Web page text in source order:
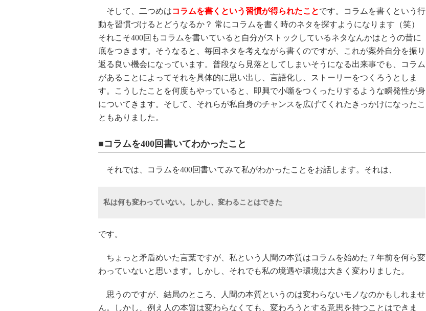
そして、二つめはコラムを書くという習慣が得られたことです。コラムを書くという行
動を習慣づけるとどうなるか？ 常にコラムを書く時のネタを探すようになります（笑）
それこそ400回もコラムを書いていると自分がストックしているネタなんかはとうの昔に
底をつきます。そうなると、毎回ネタを考えながら書くのですが、これが案外自分を振り
返る良い機会になっています。普段なら見落としてしまいそうになる出来事でも、コラム
があることによってそれを具体的に思い出し、言語化し、ストーリーをつくろうとしま
す。こうしたことを何度もやっていると、即興で小噺をつくったりするような瞬発性が身
についてきます。そして、それらが私自身のチャンスを広げてくれたきっかけになったこ
ともありました。
■コラムを400回書いてわかったこと
それでは、コラムを400回書いてみて私がわかったことをお話します。それは、
私は何も変わっていない。しかし、変わることはできた
です。
ちょっと矛盾めいた言葉ですが、私という人間の本質はコラムを始めた７年前を何ら変
わっていないと思います。しかし、それでも私の境遇や環境は大きく変わりました。
思うのですが、結局のところ、人間の本質というのは変わらないモノなのかもしれませ
ん。しかし、例え人の本質は変わらなくても、変わろうとする意思を持つことはできま